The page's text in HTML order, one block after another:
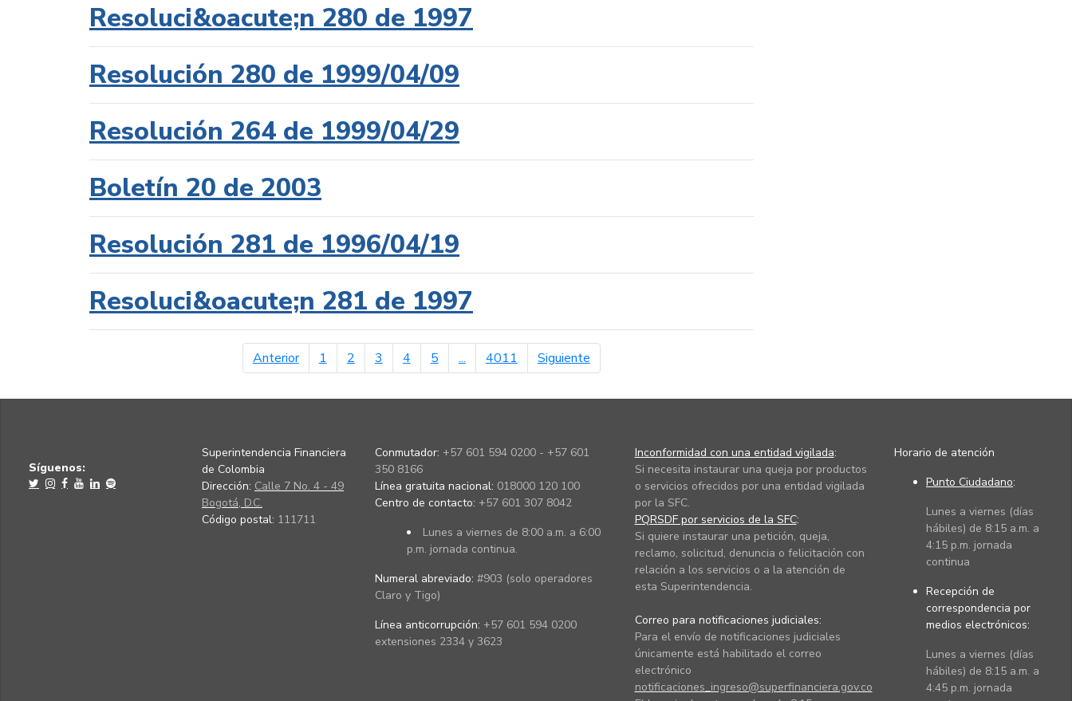
Resoluci&oacute;n 280 de 1997
Resolución 280 de 1999/04/09
Resolución 264 de 1999/04/29
Boletín 20 de 2003
Resolución 281 de 1996/04/19
Resoluci&oacute;n 281 de 1997
Anteriorpágina anterior
1 2 3 4 5 ... 4011 Siguientepágina siguiente
Síguenos:
Superintendencia Financiera
de Colombia
Dirección: Calle 7 No. 4 - 49
Bogotá, D.C.
Código postal: 111711
Conmutador: +57 601 594 0200 - +57 601
350 8166
Línea gratuita nacional: 018000 120 100
Centro de contacto: +57 601 307 8042
Lunes a viernes de 8:00 a.m. a 6:00
p.m. jornada continua.
Numeral abreviado: #903 (solo operadores
Claro y Tigo)
Línea anticorrupción: +57 601 594 0200
extensiones 2334 y 3623
Inconformidad con una entidad vigilada:
Si necesita instaurar una queja por productos
o servicios ofrecidos por una entidad vigilada
por la SFC.
PQRSDF por servicios de la SFC:
Si quiere instaurar una petición, queja,
reclamo, solicitud, denuncia o felicitación con
relación a los servicios o a la atención de
esta Superintendencia.
Correo para notificaciones judiciales:
Para el envío de notificaciones judiciales
únicamente está habilitado el correo
electrónico
notificaciones_ingreso@superfinanciera.gov.co
Horario de atención
Punto Ciudadano:
Lunes a viernes (días
hábiles) de 8:15 a.m. a
4:15 p.m. jornada
continua
Recepción de
correspondencia por
medios electrónicos:
Lunes a viernes (días
hábiles) de 8:15 a.m. a
4:45 p.m. jornada